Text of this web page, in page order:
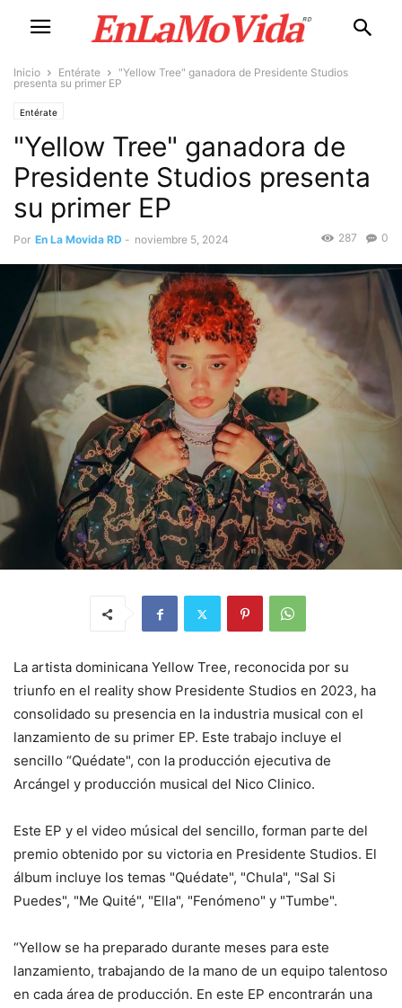
Inicio Entérate
"Yellow Tree" ganadora de Presidente Studios
presenta su primer EP
Entérate
"Yellow Tree" ganadora de
Presidente Studios presenta
su primer EP
Por En La Movida RD - noviembre 5, 2024 0
287
La artista dominicana Yellow Tree, reconocida por su
triunfo en el reality show Presidente Studios en 2023, ha
consolidado su presencia en la industria musical con el
lanzamiento de su primer EP. Este trabajo incluye el
sencillo “Quédate", con la producción ejecutiva de
Arcángel y producción musical del Nico Clinico.
Este EP y el video músical del sencillo, forman parte del
premio obtenido por su victoria en Presidente Studios. El
álbum incluye los temas "Quédate", "Chula", "Sal Si
Puedes", "Me Quité", "Ella", "Fenómeno" y "Tumbe".
“Yellow se ha preparado durante meses para este
lanzamiento, trabajando de la mano de un equipo talentoso
en cada área de producción. En este EP encontrarán una